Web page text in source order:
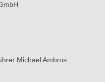
Michael Ambros